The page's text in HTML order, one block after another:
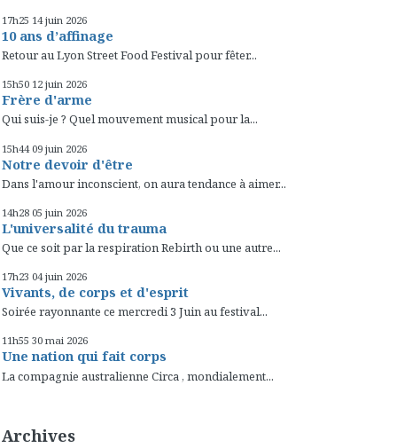
17h25 14 juin 2026
10 ans d’affinage
Retour au Lyon Street Food Festival pour fêter...
15h50 12 juin 2026
Frère d'arme
Qui suis-je ? Quel mouvement musical pour la...
15h44 09 juin 2026
Notre devoir d'être
Dans l'amour inconscient, on aura tendance à aimer...
14h28 05 juin 2026
L'universalité du trauma
Que ce soit par la respiration Rebirth ou une autre...
17h23 04 juin 2026
Vivants, de corps et d'esprit
Soirée rayonnante ce mercredi 3 Juin au festival...
11h55 30 mai 2026
Une nation qui fait corps
La compagnie australienne Circa , mondialement...
Archives